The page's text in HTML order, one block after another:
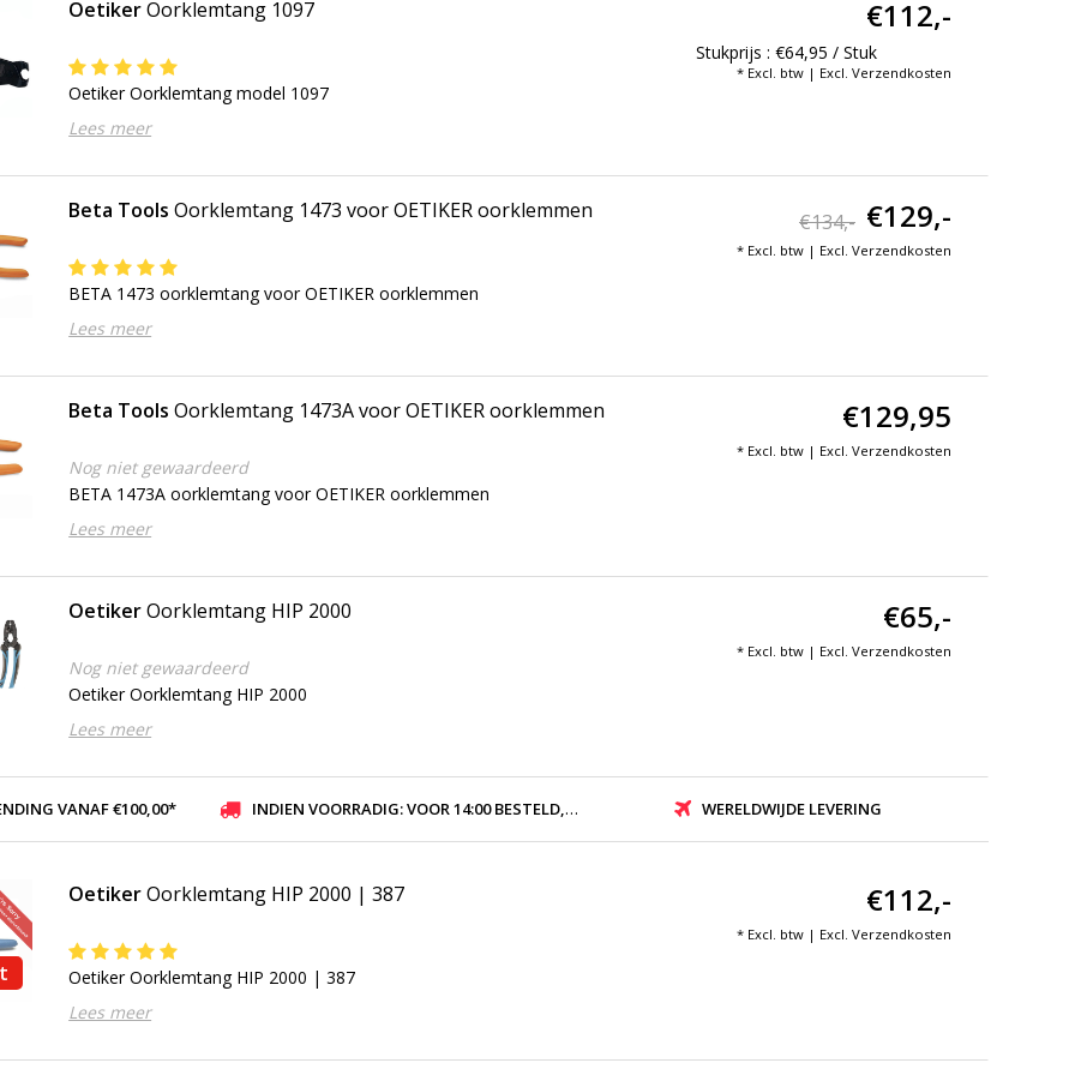
OetikerOorklemtang 1097
Oetiker Oorklemtang model 1097
Lees meer
€112,-
Stukprijs : €64,95 / Stuk
* Excl. btw | Excl. Verzendkosten
Beta Tools Oorklemtang 1473 voor OETIKER oorklemmen
BETA 1473 oorklemtang voor OETIKER oorklemmen
Lees meer
€134,- €129,-
* Excl. btw | Excl. Verzendkosten
Beta Tools Oorklemtang 1473A voor OETIKER oorklemmen
Nog niet gewaardeerd
BETA 1473A oorklemtang voor OETIKER oorklemmen
Lees meer
€129,95
* Excl. btw | Excl. Verzendkosten
OetikerOorklemtang HIP 2000
Nog niet gewaardeerd
Oetiker Oorklemtang HIP 2000
Lees meer
€65,-
* Excl. btw | Excl. Verzendkosten
VANAF €100,00* INDIEN VOORRADIG: VOOR 14:00 BESTELD, ZELFDE DAG VERZONDEN WERELDWIJDE LEVERING
OetikerOorklemtang HIP 2000 | 387
Oetiker Oorklemtang HIP 2000 | 387
Lees meer
€112,-
* Excl. btw | Excl. Verzendkosten